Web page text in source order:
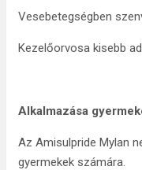
Vesebetegségben
Kezelőorvosa kisebb
Alkalmazása
Az Amisulpride Mylan
gyermekek számára.